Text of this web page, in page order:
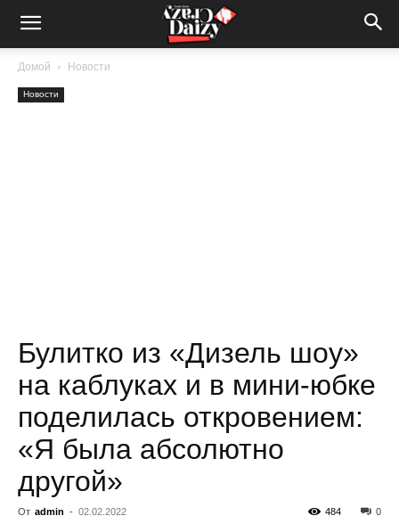
Crazy-
Daizy
Домой Новости
Новости
Булитко из «Дизель шоу»
на каблуках и в мини-юбке
поделилась откровением:
«Я была абсолютно
другой»
От admin - 02.02.2022 0
484